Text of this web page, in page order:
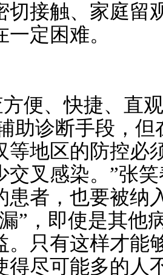
切接触、家庭留
定困难。
方便、快捷、直
助诊断手段，
等地区的防控必
交叉感染。”张
患者，也要被纳
”，即使是其他
。只有这样才能
得尽可能多的人